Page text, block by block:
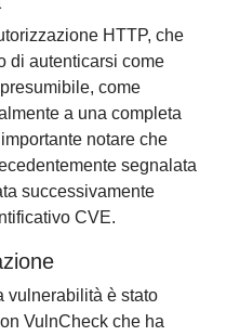
HTTP, che
di autenticarsi come
come
a una completa
notare che
segnalata
successivamente
CVE.
vulnerabilità è stato
VulnCheck che ha